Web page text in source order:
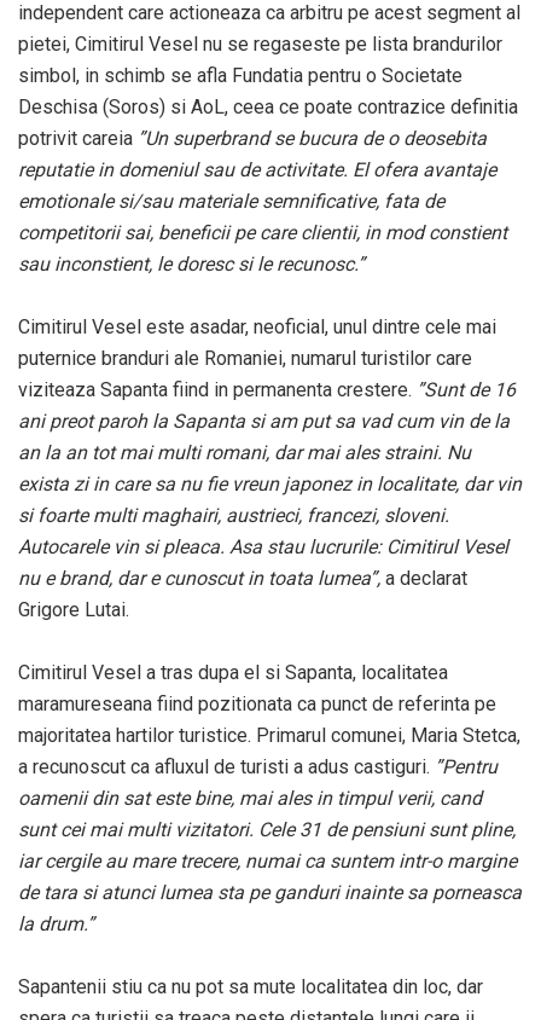
independent care actioneaza ca arbitru pe acest segment al
pietei, Cimitirul Vesel nu se regaseste pe lista brandurilor
simbol, in schimb se afla Fundatia pentru o Societate
Deschisa (Soros) si AoL, ceea ce poate contrazice definitia
potrivit careia ”Un superbrand se bucura de o deosebita
reputatie in domeniul sau de activitate. El ofera avantaje
emotionale si/sau materiale semnificative, fata de
competitorii sai, beneficii pe care clientii, in mod constient
sau inconstient, le doresc si le recunosc.”
Cimitirul Vesel este asadar, neoficial, unul dintre cele mai
puternice branduri ale Romaniei, numarul turistilor care
viziteaza Sapanta fiind in permanenta crestere. ”Sunt de 16
ani preot paroh la Sapanta si am put sa vad cum vin de la
an la an tot mai multi romani, dar mai ales straini. Nu
exista zi in care sa nu fie vreun japonez in localitate, dar vin
si foarte multi maghairi, austrieci, francezi, sloveni.
Autocarele vin si pleaca. Asa stau lucrurile: Cimitirul Vesel
nu e brand, dar e cunoscut in toata lumea”, a declarat
Grigore Lutai.
Cimitirul Vesel a tras dupa el si Sapanta, localitatea
maramureseana fiind pozitionata ca punct de referinta pe
majoritatea hartilor turistice. Primarul comunei, Maria Stetca,
a recunoscut ca afluxul de turisti a adus castiguri. ”Pentru
oamenii din sat este bine, mai ales in timpul verii, cand
sunt cei mai multi vizitatori. Cele 31 de pensiuni sunt pline,
iar cergile au mare trecere, numai ca suntem intr-o margine
de tara si atunci lumea sta pe ganduri inainte sa porneasca
la drum.”
Sapantenii stiu ca nu pot sa mute localitatea din loc, dar